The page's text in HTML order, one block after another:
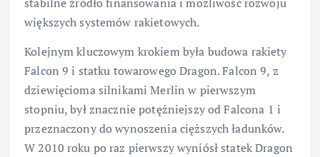
większych systemów rakietowych.
Kolejnym kluczowym krokiem była budowa rakiety
Falcon 9 i statku towarowego Dragon. Falcon 9, z
dziewięcioma silnikami Merlin w pierwszym
stopniu, był znacznie potężniejszy od Falcona 1 i
przeznaczony do wynoszenia cięższych ładunków.
W 2010 roku po raz pierwszy wyniósł statek Dragon